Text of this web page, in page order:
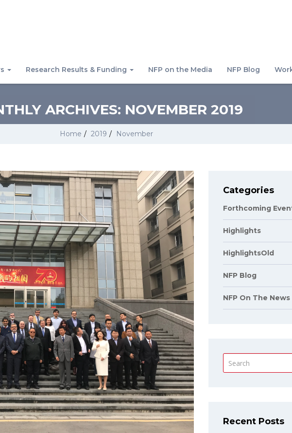
Research Results & Funding NFP on the Media NFP Blog
ARCHIVES: NOVEMBER 2019
Home / 2019 / November
Categories
Forthcoming
Highlights
HighlightsOld
NFP Blog
NFP On The News
Recent Posts